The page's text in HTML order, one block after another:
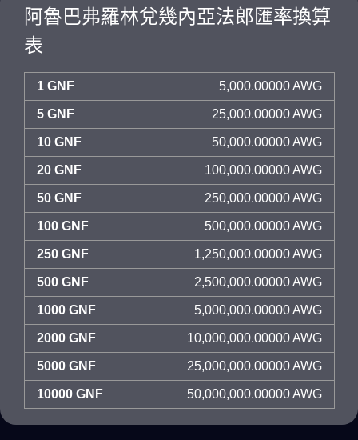
阿魯巴弗羅林兌幾內亞法郎匯率換算
表
1 GNF 5,000.00000 AWG
5 GNF 25,000.00000 AWG
10 GNF 50,000.00000 AWG
20 GNF 100,000.00000 AWG
50 GNF 250,000.00000 AWG
100 GNF 500,000.00000 AWG
250 GNF 1,250,000.00000 AWG
500 GNF 2,500,000.00000 AWG
1000 GNF 5,000,000.00000 AWG
2000 GNF 10,000,000.00000 AWG
5000 GNF 25,000,000.00000 AWG
10000 GNF 50,000,000.00000 AWG